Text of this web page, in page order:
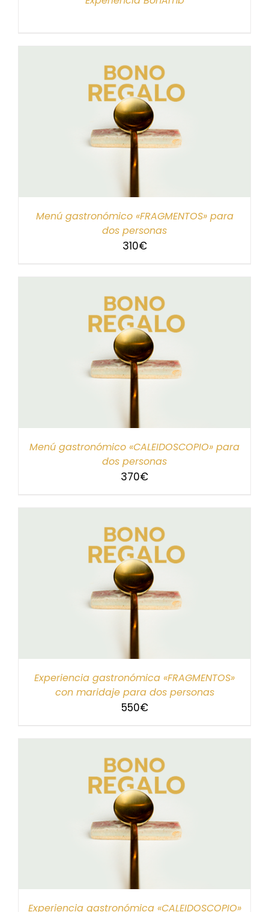
Menú gastronómico «FRAGMENTOS» para
dos personas
310€
Menú gastronómico «CALEIDOSCOPIO» para
dos personas
370€
Experiencia gastronómica «FRAGMENTOS»
con maridaje para dos personas
550€
Experiencia gastronómica «CALEIDOSCOPIO»